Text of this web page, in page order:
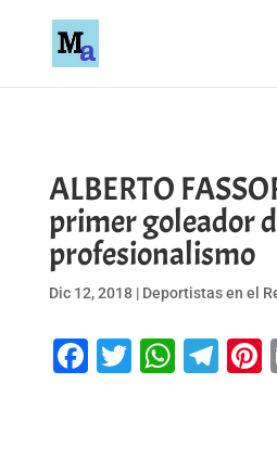
ALBERTO
primer goleador
profesionalismo
Dic 12, 2018| Deportistas en el
Facebook
Twitter